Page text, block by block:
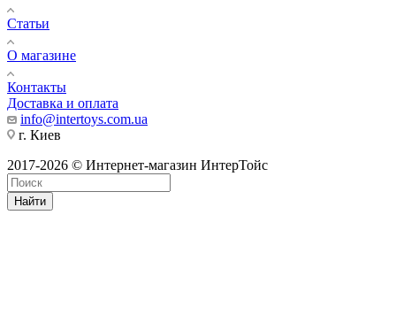
Статьи
О магазине
Контакты
Доставка и оплата
info@intertoys.com.ua
г. Киев
2017-2026 © Интернет-магазин ИнтерТойс
Найти